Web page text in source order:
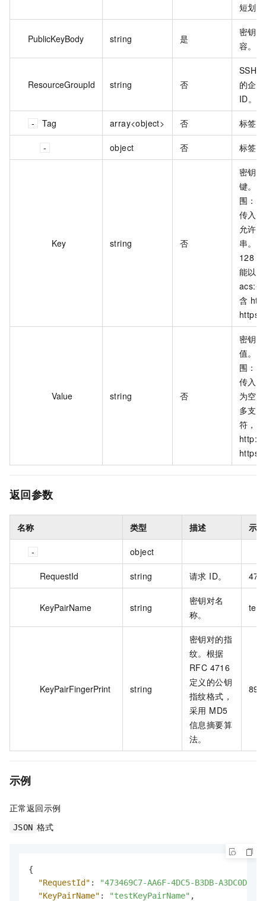
短划
PublicKeyBody string 是
密钥
容。
ResourceGroupId string 否
SSH
的企
ID。
Tag array<object> 否 标签
object 否 标签
Key string 否
密钥
键。N
围：
传入
允许
串。
128
能以
acs:
含
Value string 否
密钥
值。N
围：
传入
为空
多支
符，
http://
返回参数
名称 类型 描述 示
object
RequestId string 请求 ID。
KeyPairName string
密钥对名
称。
KeyPairFingerPrint string
密钥对的指
纹。根据
RFC 4716
定义的公钥
指纹格式，
采用 MD5
信息摘要算
法。
示例
正常返回示例
JSON 格式
{
"RequestId" :
"473469C7-AA6F-4DC5-B3DB-
"KeyPairName" : "testKeyPairName" ,